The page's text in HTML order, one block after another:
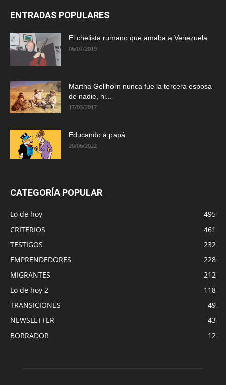
ENTRADAS POPULARES
El chelista rumano que amaba a Venezuela
06/07/2019
Martha Gellhorn nunca fue la tercera esposa
de nadie, ni...
17/03/2017
Educando a papá
20/06/2022
CATEGORÍA POPULAR
Lo de hoy
495
CRITERIOS
461
TESTIGOS
232
EMPRENDEDORES
228
MIGRANTES
212
Lo de hoy 2
118
TRANSICIONES
49
NEWSLETTER
43
BORRADOR
12